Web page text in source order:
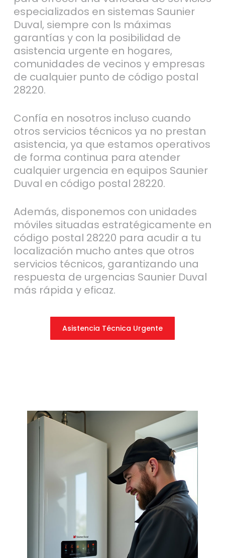
especializados en sistemas Saunier
Duval, siempre con ls máximas
garantías y con la posibilidad de
asistencia urgente en hogares,
comunidades de vecinos y empresas
de cualquier punto de código postal
28220.
Confía en nosotros incluso cuando
otros servicios técnicos ya no prestan
asistencia, ya que estamos operativos
de forma continua para atender
cualquier urgencia en equipos Saunier
Duval en código postal 28220.
Además, disponemos con unidades
móviles situadas estratégicamente en
código postal 28220 para acudir a tu
localización mucho antes que otros
servicios técnicos, garantizando una
respuesta de urgencias Saunier Duval
más rápida y eficaz.
Asistencia Técnica Urgente